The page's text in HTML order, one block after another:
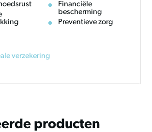
Financiële
bescherming
Preventieve zorg
verzekering
producten